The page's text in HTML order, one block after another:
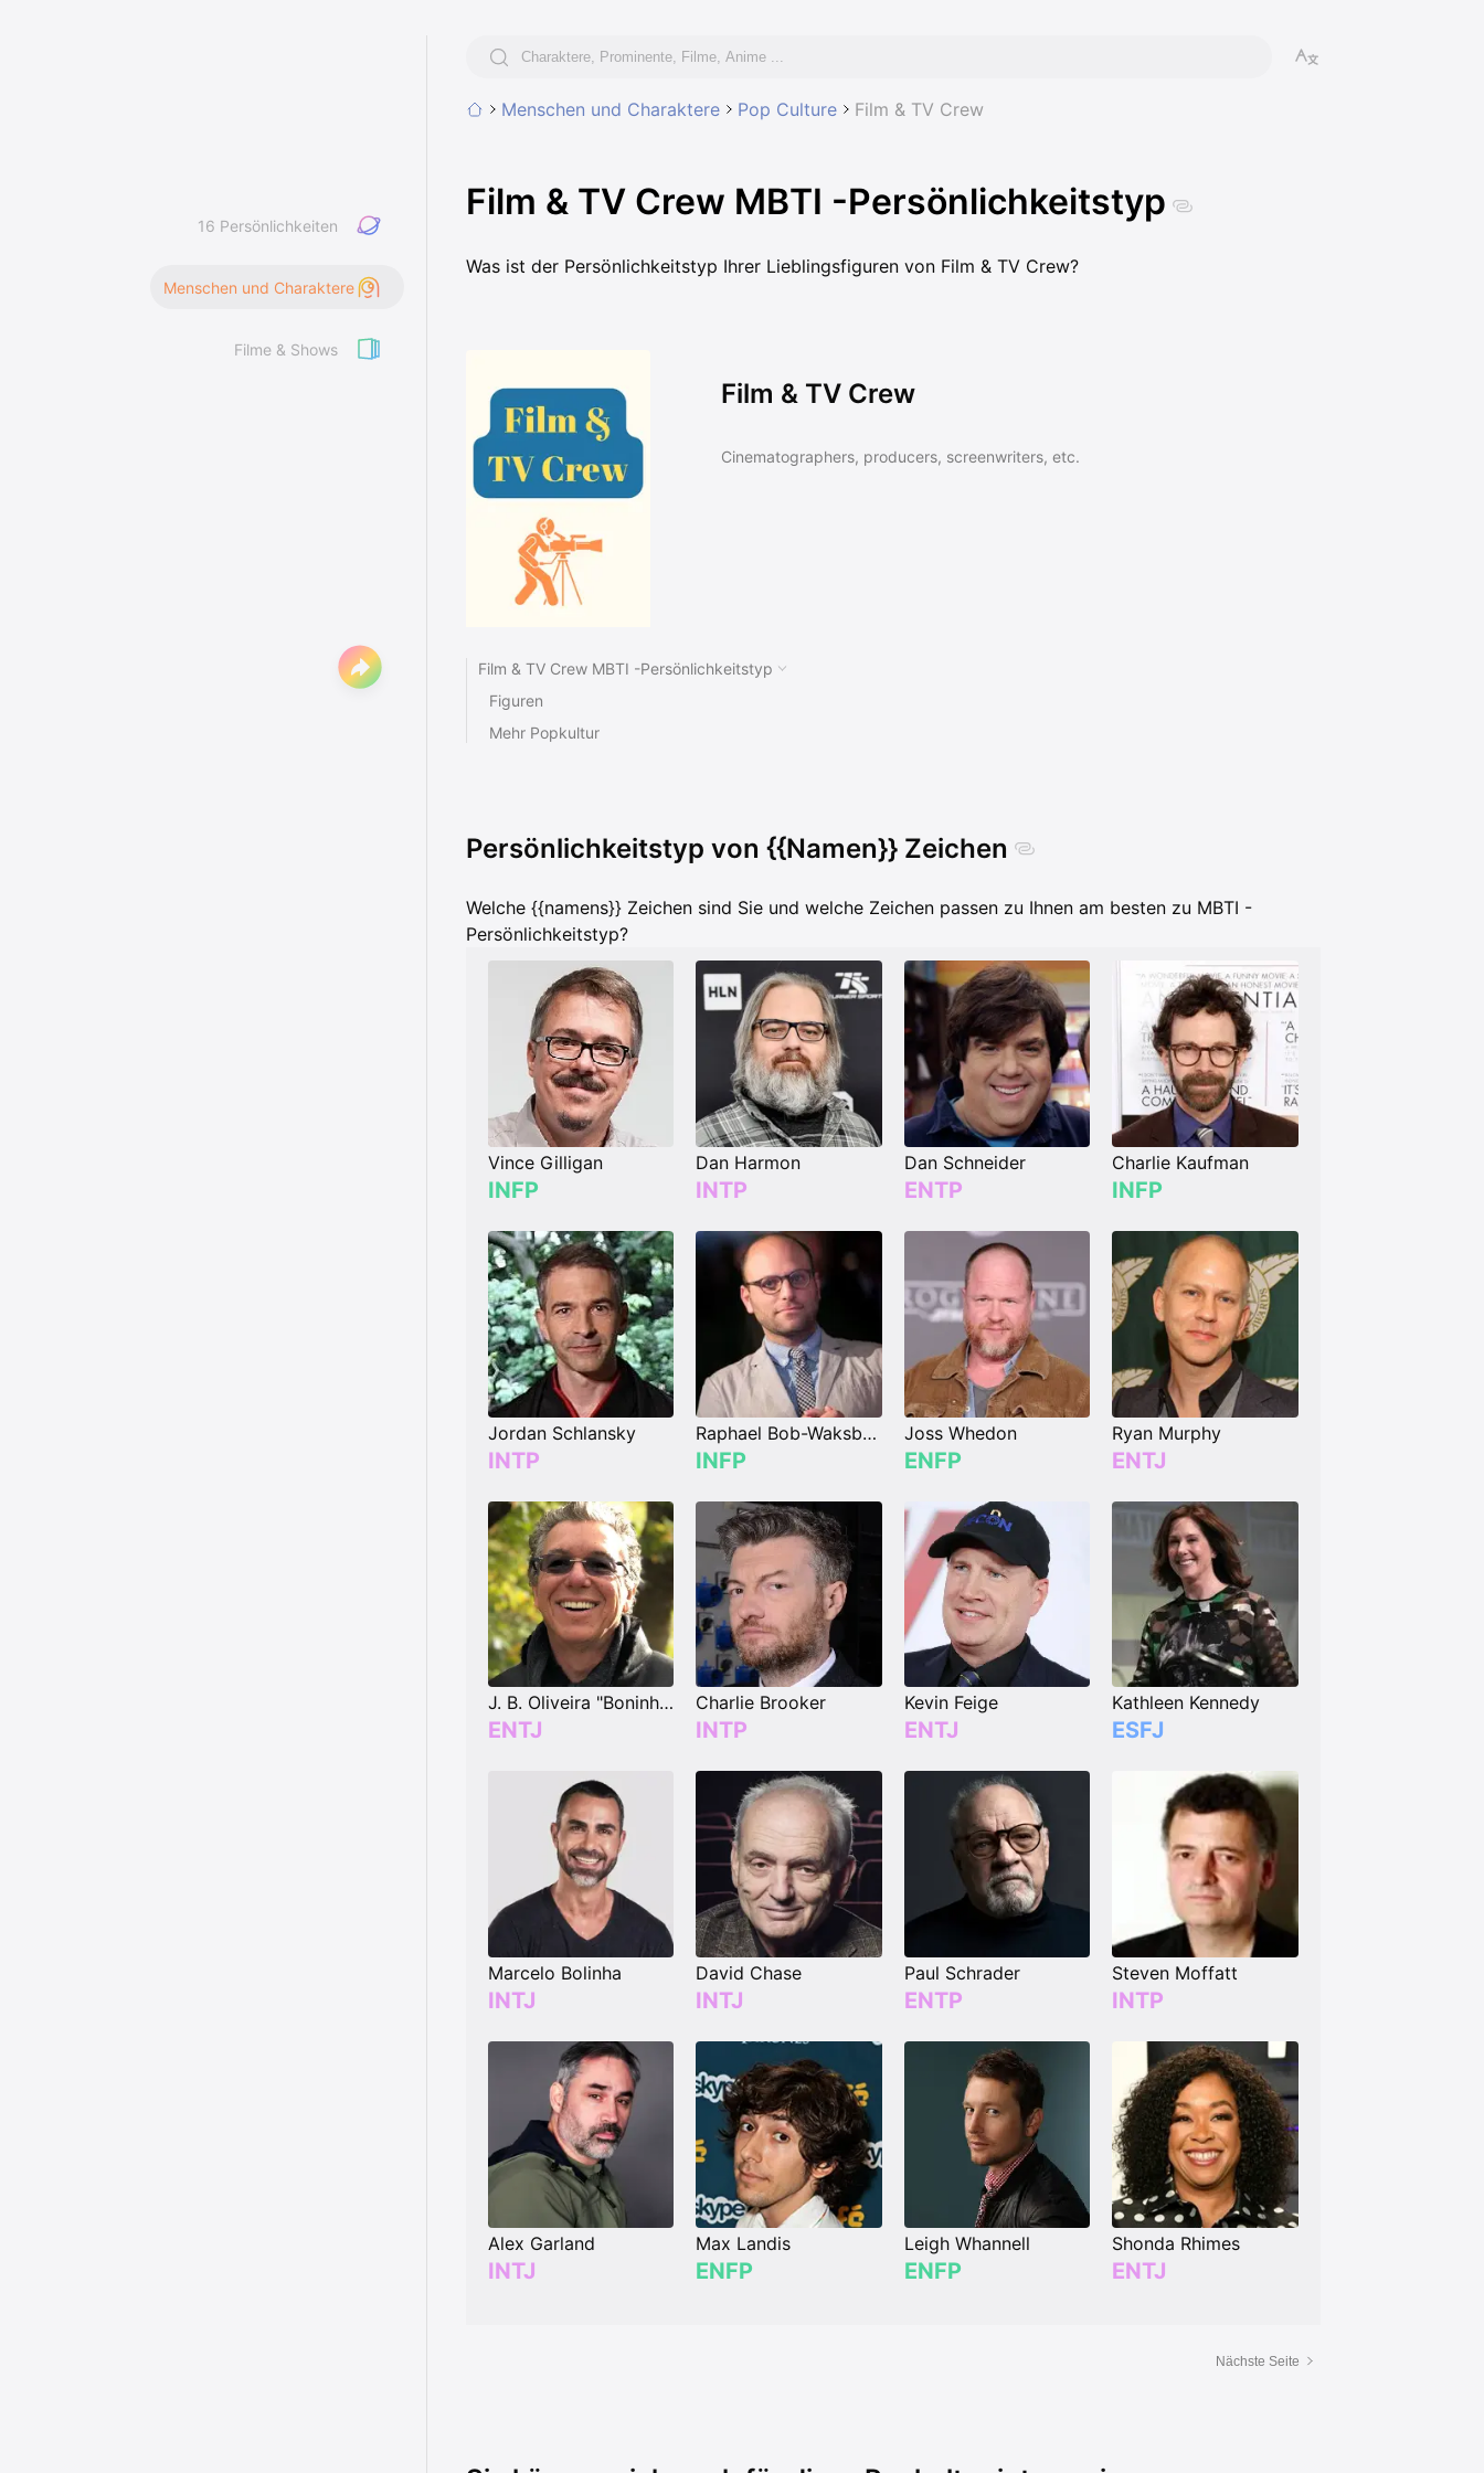
Menschen und Charaktere Pop Culture Film & TV Crew
Film & TV Crew MBTI -Persönlichkeitstyp
Was ist der Persönlichkeitstyp Ihrer Lieblingsfiguren von Film & TV Crew?
Film & TV Crew
Cinematographers, producers, screenwriters, etc.
Film & TV Crew MBTI -Persönlichkeitstyp
Figuren
Mehr Popkultur
Persönlichkeitstyp von {{Namen}} Zeichen
Welche {{namens}} Zeichen sind Sie und welche Zeichen passen zu Ihnen am besten zu MBTI -
Persönlichkeitstyp?
Vince Gilligan
INFP
Dan Harmon
INTP
Dan Schneider
ENTP
Charlie Kaufman
INFP
Jordan Schlansky
INTP
Raphael Bob-Waksberg
INFP
Joss Whedon
ENFP
Ryan Murphy
ENTJ
J. B. Oliveira "Boninho"
ENTJ
Charlie Brooker
INTP
Kevin Feige
ENTJ
Kathleen Kennedy
ESFJ
Marcelo Bolinha
INTJ
David Chase
INTJ
Paul Schrader
ENTP
Steven Moffatt
INTP
Alex Garland
INTJ
Max Landis
ENFP
Leigh Whannell
ENFP
Shonda Rhimes
ENTJ
Nächste Seite
16 Persönlichkeiten
Menschen und Charaktere
Filme & Shows